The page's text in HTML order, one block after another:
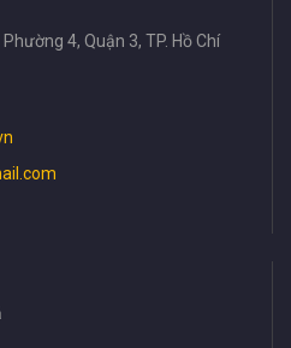
4, Quận 3, TP. Hồ Chí